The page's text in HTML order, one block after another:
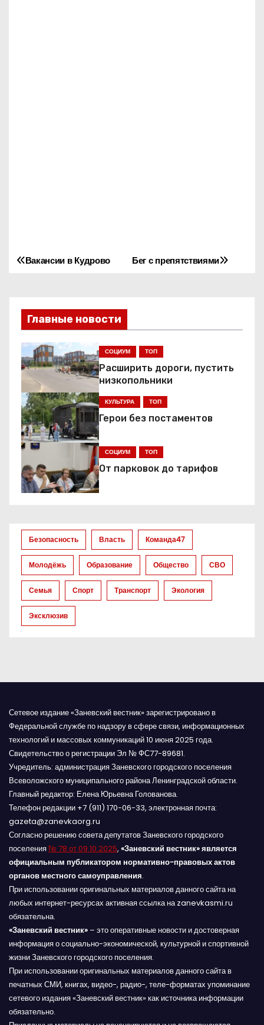
Н
в
и
г
а
ц
и
я
п
м
Бег с препятствиями
Вакансии в Кудрово
Главные новости
СОЦИУМ ТОП
Расширить дороги, пустить
низкопольники
КУЛЬТУРА ТОП
Герои без постаментов
СОЦИУМ ТОП
От парковок до тарифов
Безопасность Власть Команда47
Молодёжь Образование Общество СВО
Семья Спорт Транспорт Экология
Эксклюзив
Сетевое издание «Заневский вестник» зарегистрировано в
Федеральной службе по надзору в сфере связи, информационных
технологий и массовых коммуникаций 10 июня 2025 года.
Свидетельство о регистрации Эл № ФС77-89681.
Учредитель: администрация Заневского городского поселения
Всеволожского муниципального района Ленинградской области.
Главный редактор: Елена Юрьевна Голованова.
Телефон редакции +7 (911) 170-06-33, электронная почта:
gazeta@zanevkaorg.ru
Согласно решению совета депутатов Заневского городского
поселения № 78 от 09.10.2025, «Заневский вестник» является
официальным публикатором нормативно-правовых актов
органов местного самоуправления.
При использовании оригинальных материалов данного сайта на
любых интернет-ресурсах активная ссылка на zanevkasmi.ru
обязательна.
«Заневский вестник» – это оперативные новости и достоверная
информация о социально-экономической, культурной и спортивной
жизни Заневского городского поселения.
При использовании оригинальных материалов данного сайта в
печатных СМИ, книгах, видео-, радио-, теле-форматах упоминание
сетевого издания «Заневский вестник» как источника информации
обязательно.